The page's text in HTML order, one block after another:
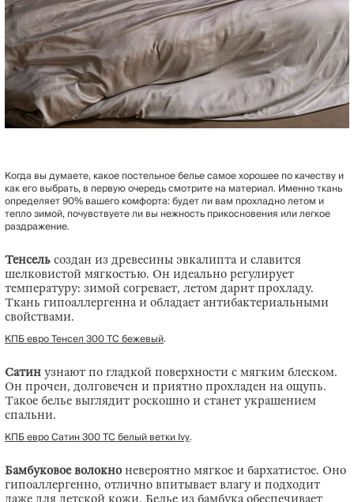
Когда вы думаете, какое постельное белье самое хорошее по качеству и
как его выбрать, в первую очередь смотрите на материал. Именно ткань
определяет 90% вашего комфорта: будет ли вам прохладно летом и
тепло зимой, почувствуете ли вы нежность прикосновения или легкое
раздражение.
Тенсель создан из древесины эвкалипта и славится
шелковистой мягкостью. Он идеально регулирует
температуру: зимой согревает, летом дарит прохладу.
Ткань гипоаллергенна и обладает антибактериальными
свойствами.
КПБ евро Тенсел 300 ТС бежевый.
Сатин узнают по гладкой поверхности с мягким блеском.
Он прочен, долговечен и приятно прохладен на ощупь.
Такое белье выглядит роскошно и станет украшением
спальни.
КПБ евро Сатин 300 ТС белый ветки Ivy.
Бамбуковое волокноневероятно мягкое и бархатистое. Оно
гипоаллергенно, отлично впитывает влагу и подходит
даже для детской кожи. Белье из бамбука обеспечивает